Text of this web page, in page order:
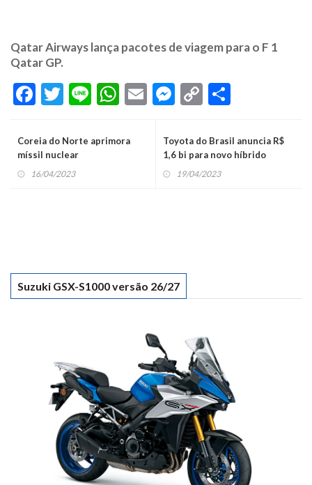
Qatar Airways lança pacotes de viagem para o F 1
Qatar GP.
Facebook
Twitter
LineWhatsApp
EmailMessenger
Copy
Coreia do Norte aprimora
míssil nuclear
16/04/2023
Toyota do Brasil anuncia R$
1,6 bi para novo híbrido
19/04/2023
Suzuki GSX-S1000 versão 26/27